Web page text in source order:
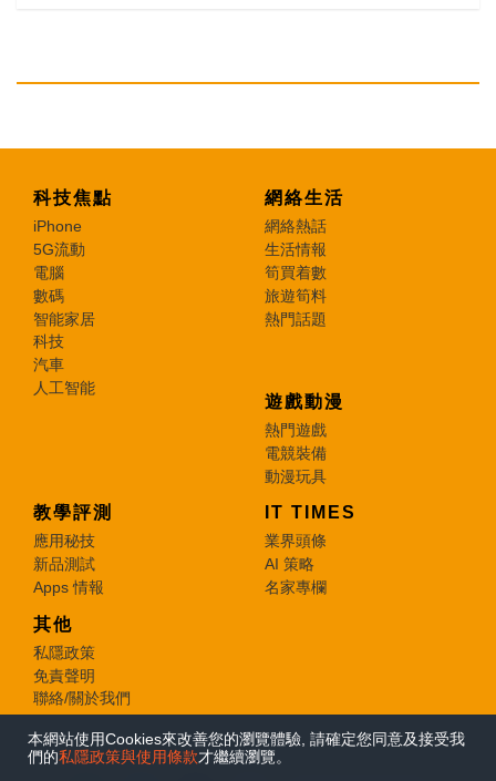
本網站使用Cookies來改善您的瀏覽體驗, 請確定您同意及接受我
們的私隱政策與使用條款才繼續瀏覽。
科技焦點
iPhone
5G流動
電腦
數碼
智能家居
科技
汽車
人工智能
網絡生活
網絡熱話
生活情報
筍買着數
旅遊筍料
熱門話題
遊戲動漫
熱門遊戲
電競裝備
動漫玩具
教學評測
應用秘技
新品測試
Apps 情報
IT TIMES
業界頭條
AI 策略
名家專欄
其他
私隱政策
免責聲明
聯絡/關於我們
© 2026 e-zone. All Rights Reserved.